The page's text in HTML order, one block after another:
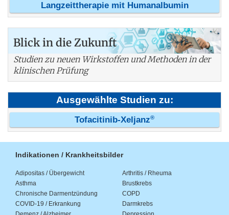
Langzeittherapie mit Humanalbumin
Blick in die Zukunft
Studien zu neuen Wirkstoffen und Methoden in der
klinischen Prüfung
Ausgewählte Studien zu:
Tofacitinib-Xeljanz®
Indikationen / Krankheitsbilder
Adipositas / Übergewicht
Arthritis / Rheuma
Asthma
Brustkrebs
Chronische Darmentzündung
COPD
COVID-19 / Erkrankung
Darmkrebs